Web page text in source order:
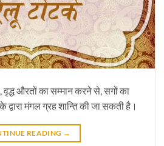
औरतों का सम्मान करने से, सगों का
मंगल ग्रह शान्ति की जा सकती है।
READING →